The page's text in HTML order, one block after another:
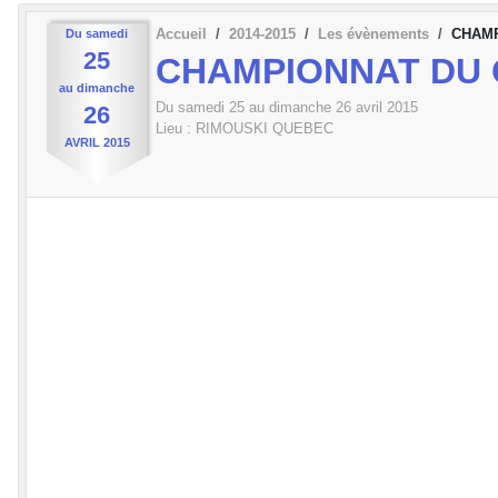
Du samedi
25
au dimanche
26
AVRIL 2015
Accueil 2014-2015 Les évènements
CHAMPIONNAT DU
Du samedi 25 au dimanche 26 avril 2015
Lieu : RIMOUSKI QUEBEC